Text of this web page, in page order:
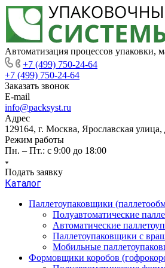
Автоматизация процессов упаковки,
+7 (499) 750-24-64
+7 (499) 750-24-64
Заказать звонок
E-mail
info@packsyst.ru
Адрес
129164, г. Москва, Ярославская
Режим работы
Пн. – Пт.: с 9:00 до 18:00
Подать заявку
Каталог
Паллетоупаковщики
Полуавтоматические
Автоматические
Паллетоупаковщики с
Мобильные
Формовщики коробов